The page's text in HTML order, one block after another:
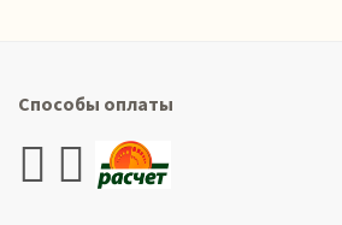
Способы оплаты